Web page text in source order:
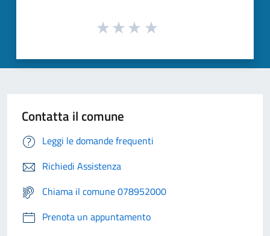
Contatta il comune
Leggi le domande frequenti
Richiedi Assistenza
Chiama il comune 078952000
Prenota un appuntamento